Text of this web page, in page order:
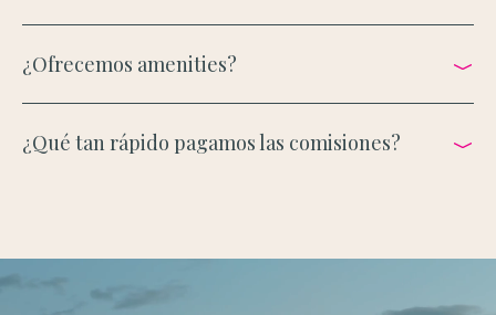
¿Ofrecemos amenities?
¿Qué tan rápido pagamos las comisiones?